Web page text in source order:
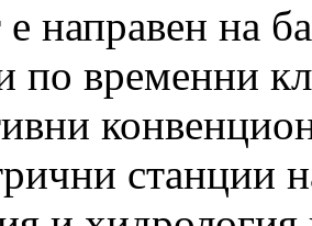
направен на
по временни
станции